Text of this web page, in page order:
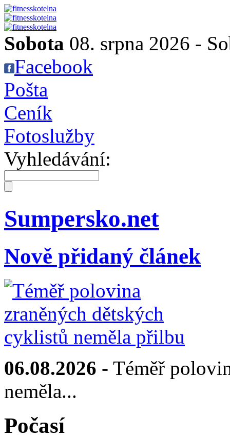
Sobota 08. srpna 2026 -
Facebook
Pošta
Ceník
Fotoslužby
Vyhledávání:
Sumpersko.net
Nově přidaný článek
06.08.2026 - Téměř
neměla...
Počasí